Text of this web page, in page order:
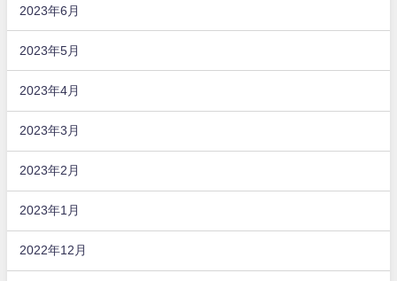
2023年6月
2023年5月
2023年4月
2023年3月
2023年2月
2023年1月
2022年12月